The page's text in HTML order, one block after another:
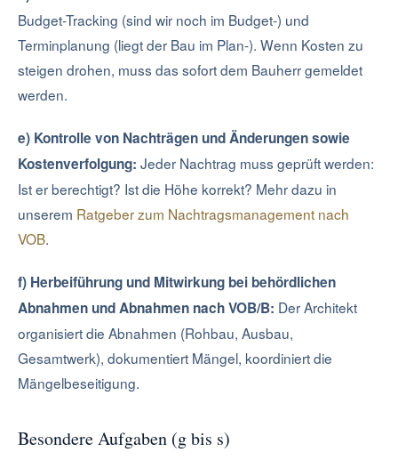
Budget-Tracking (sind wir noch im Budget-) und
Terminplanung (liegt der Bau im Plan-). Wenn Kosten zu
steigen drohen, muss das sofort dem Bauherr gemeldet
werden.
e) Kontrolle von Nachträgen und Änderungen sowie
Kostenverfolgung: Jeder Nachtrag muss geprüft werden:
Ist er berechtigt? Ist die Höhe korrekt? Mehr dazu in
unserem Ratgeber zum Nachtragsmanagement nach
VOB.
f) Herbeiführung und Mitwirkung bei behördlichen
Abnahmen und Abnahmen nach VOB/B: Der Architekt
organisiert die Abnahmen (Rohbau, Ausbau,
Gesamtwerk), dokumentiert Mängel, koordiniert die
Mängelbeseitigung.
Besondere Aufgaben (g bis s)